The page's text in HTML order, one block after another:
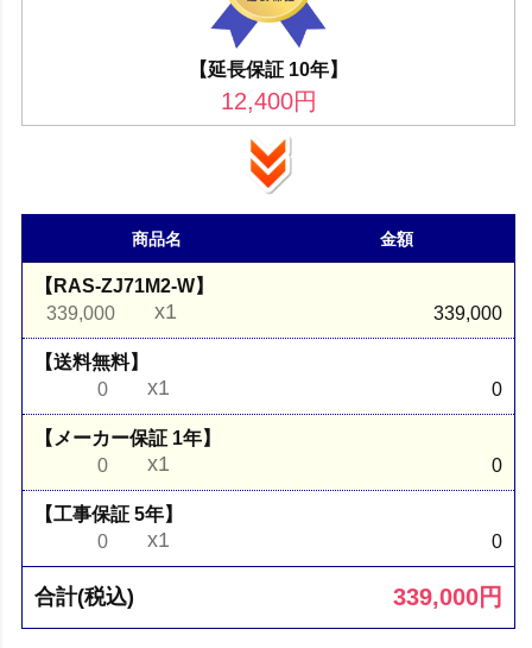
【延長保証 10年】
12,400円
商品名 金額
【RAS-ZJ71M2-W】
339,000
x1 339,000
【送料無料】
0
x1 0
【メーカー保証 1年】
0
x1 0
【工事保証 5年】
0
x1 0
合計(税込) 339,000円